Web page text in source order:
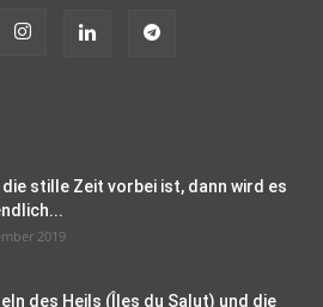
die stille Zeit vorbei ist, dann wird es
2019
des Heils (Îles du Salut) und die